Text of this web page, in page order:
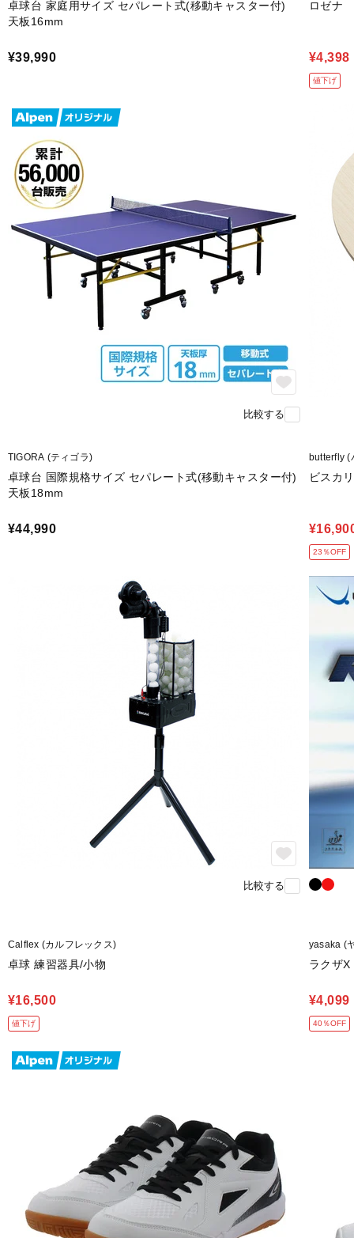
卓球台 家庭用サイズ セパレート式(移動キャスター付)
天板16mm
¥39,990
ロゼナ
¥4,398
値下げ
比較する
TIGORA (ティゴラ)
卓球台 国際規格サイズ セパレート式(移動キャスター付)
天板18mm
¥44,990
butterfly (
ビスカ
23％OFF
比較する
Calflex (カルフレックス)
卓球 練習器具/小物
¥16,500
値下げ
yasaka (
ラクザX
¥4,099
40％OFF